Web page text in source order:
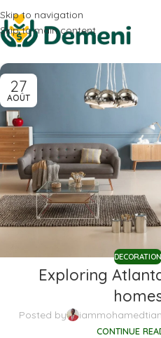
Skip to navigation
Skip to main content
27
AOÛT
DECORATION
Exploring
Posted by
CONTINUE